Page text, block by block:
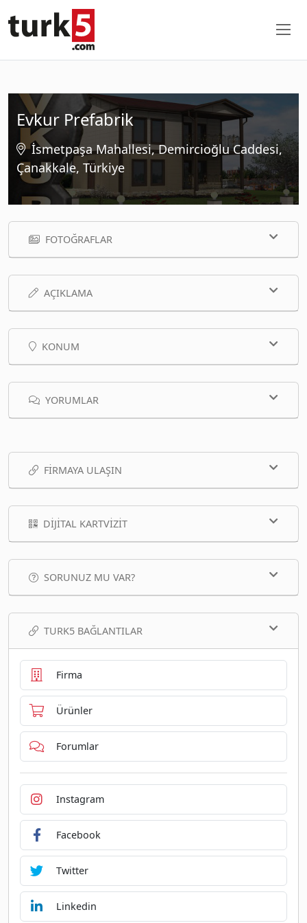
Evkur Prefabrik
İsmetpaşa Mahallesi, Demircioğlu Caddesi,
Çanakkale, Türkiye
FOTOĞRAFLAR
AÇIKLAMA
KONUM
YORUMLAR
FIRMAYA ULAŞIN
DIJITAL KARTVIZIT
SORUNUZ MU VAR?
TURK5 BAĞLANTILAR
Firma
Ürünler
Forumlar
Instagram
Facebook
Twitter
Linkedin